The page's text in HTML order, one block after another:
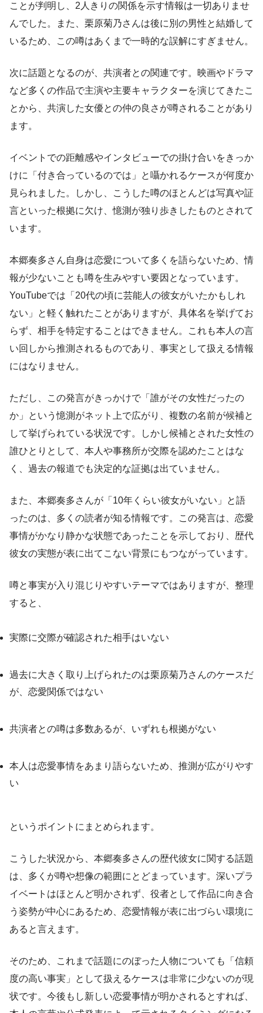
ことが判明し、2人きりの関係を示す情報は一切ありませ
んでした。また、栗原菊乃さんは後に別の男性と結婚して
いるため、この噂はあくまで一時的な誤解にすぎません。
次に話題となるのが、共演者との関連です。映画やドラマ
など多くの作品で主演や主要キャラクターを演じてきたこ
とから、共演した女優との仲の良さが噂されることがあり
ます。
イベントでの距離感やインタビューでの掛け合いをきっか
けに「付き合っているのでは」と囁かれるケースが何度か
見られました。しかし、こうした噂のほとんどは写真や証
言といった根拠に欠け、憶測が独り歩きしたものとされて
います。
本郷奏多さん自身は恋愛について多くを語らないため、情
報が少ないことも噂を生みやすい要因となっています。
YouTubeでは「20代の頃に芸能人の彼女がいたかもしれ
ない」と軽く触れたことがありますが、具体名を挙げてお
らず、相手を特定することはできません。これも本人の言
い回しから推測されるものであり、事実として扱える情報
にはなりません。
ただし、この発言がきっかけで「誰がその女性だったの
か」という憶測がネット上で広がり、複数の名前が候補と
して挙げられている状況です。しかし候補とされた女性の
誰ひとりとして、本人や事務所が交際を認めたことはな
く、過去の報道でも決定的な証拠は出ていません。
また、本郷奏多さんが「10年くらい彼女がいない」と語
ったのは、多くの読者が知る情報です。この発言は、恋愛
事情がかなり静かな状態であったことを示しており、歴代
彼女の実態が表に出てこない背景にもつながっています。
噂と事実が入り混じりやすいテーマではありますが、整理
すると、
実際に交際が確認された相手はいない
過去に大きく取り上げられたのは栗原菊乃さんのケースだ
が、恋愛関係ではない
共演者との噂は多数あるが、いずれも根拠がない
本人は恋愛事情をあまり語らないため、推測が広がりやす
い
というポイントにまとめられます。
こうした状況から、本郷奏多さんの歴代彼女に関する話題
は、多くが噂や想像の範囲にとどまっています。深いプラ
イベートはほとんど明かされず、役者として作品に向き合
う姿勢が中心にあるため、恋愛情報が表に出づらい環境に
あると言えます。
そのため、これまで話題にのぼった人物についても「信頼
度の高い事実」として扱えるケースは非常に少ないのが現
状です。今後もし新しい恋愛事情が明かされるとすれば、